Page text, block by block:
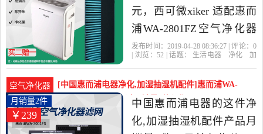
元，西可微xiker 适配惠而
浦WA-2801FZ空气净化器
加湿滤网过滤芯包邮是
选生活电器当中性价比很
高的净化,加湿抽湿机配
件，由江苏 苏州发货。
发布时间：2019-04-28 08:36:27 | 评论： 0
| 浏览：52 | 话题： 生活电器 净化
加
空气净化器
[中国惠而浦电器净化,加湿抽湿机配件]惠而浦WA-
3001FS空气净化器过月销量2件仅售239元
￥239
月销量2件
中国惠而浦电器的这件净
化,加湿抽湿机配件产品月